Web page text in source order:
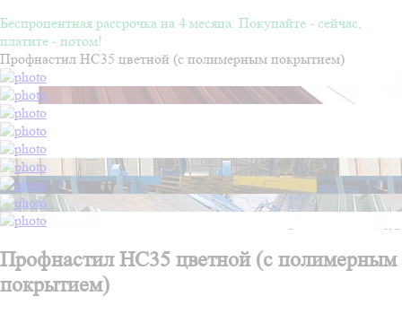
Беспроцентная рассрочка на 4 месяца. Покупайте - сейчас,
платите - потом!
Профнастил НС35 цветной (с полимерным покрытием)
Профнастил НС35 цветной (с полимерным
покрытием)